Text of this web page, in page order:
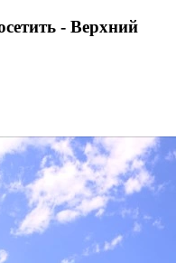
- Верхний